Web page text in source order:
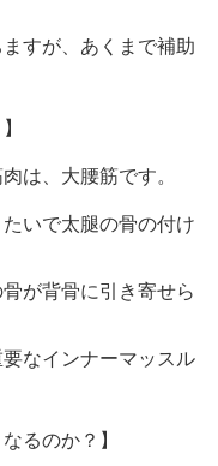
すが、あくまで補助
は、大腰筋です。
いで太腿の骨の付け
が背骨に引き寄せら
なインナーマッスル
るのか？】